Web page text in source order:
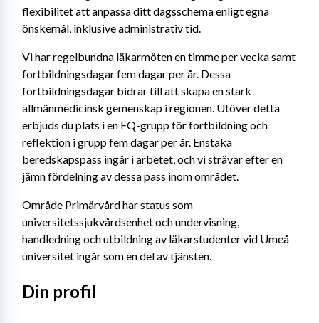
flexibilitet att anpassa ditt dagsschema enligt egna
önskemål, inklusive administrativ tid.
Vi har regelbundna läkarmöten en timme per vecka samt
fortbildningsdagar fem dagar per år. Dessa
fortbildningsdagar bidrar till att skapa en stark
allmänmedicinsk gemenskap i regionen. Utöver detta
erbjuds du plats i en FQ-grupp för fortbildning och
reflektion i grupp fem dagar per år. Enstaka
beredskapspass ingår i arbetet, och vi strävar efter en
jämn fördelning av dessa pass inom området.
Område Primärvård har status som
universitetssjukvårdsenhet och undervisning,
handledning och utbildning av läkarstudenter vid Umeå
universitet ingår som en del av tjänsten.
Din profil